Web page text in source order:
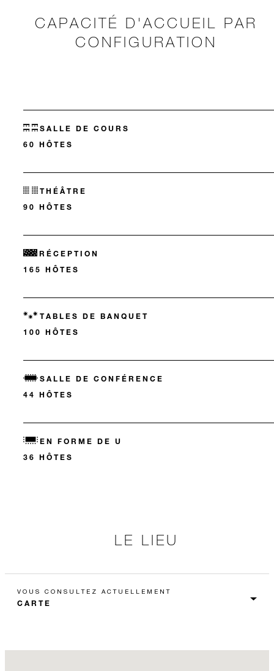
CAPACITÉ D'ACCUEIL PAR
CONFIGURATION
SALLE DE COURS
60 HÔTES
THÉÂTRE
90 HÔTES
RÉCEPTION
165 HÔTES
TABLES DE BANQUET
100 HÔTES
SALLE DE CONFÉRENCE
44 HÔTES
EN FORME DE U
36 HÔTES
LE LIEU
VOUS CONSULTEZ ACTUELLEMENT